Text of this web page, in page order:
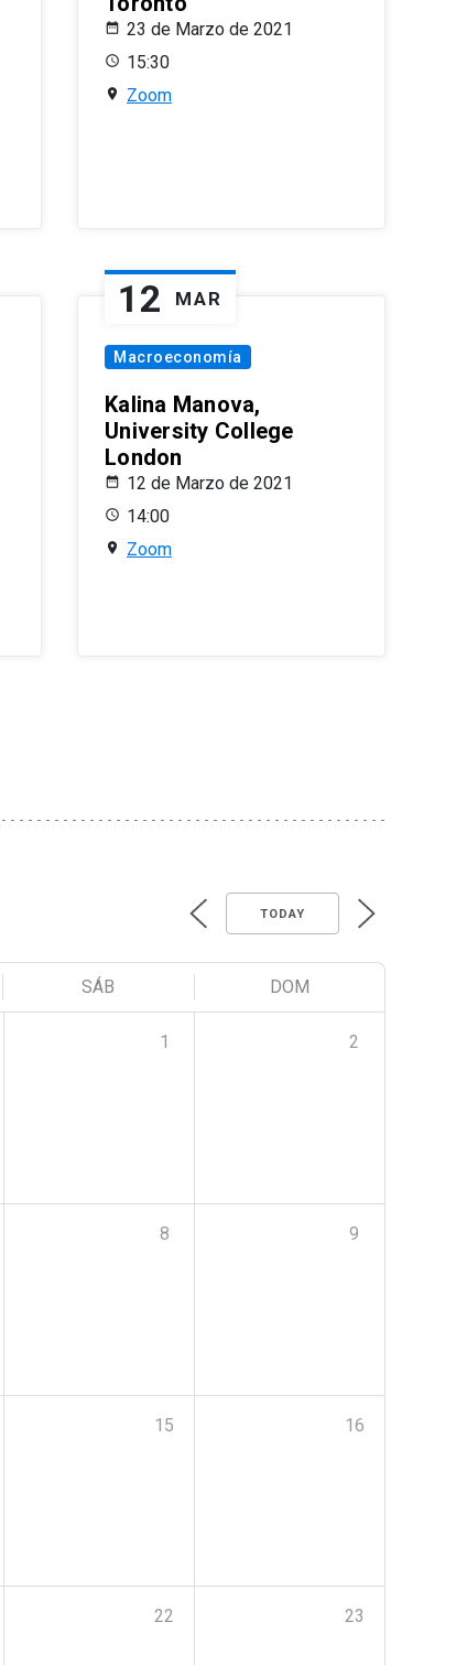
23 de Marzo de 2021
15:30
Zoom
12 MAR
Macroeconomía
Kalina Manova,
University College
London
12 de Marzo de 2021
14:00
Zoom
TODAY
SÁB DOM
1 2
8 9
15 16
22 23